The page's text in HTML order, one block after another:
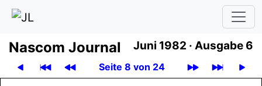
Nascom Journal Juni 1982 · Ausgabe 6
Seite 8 von 24